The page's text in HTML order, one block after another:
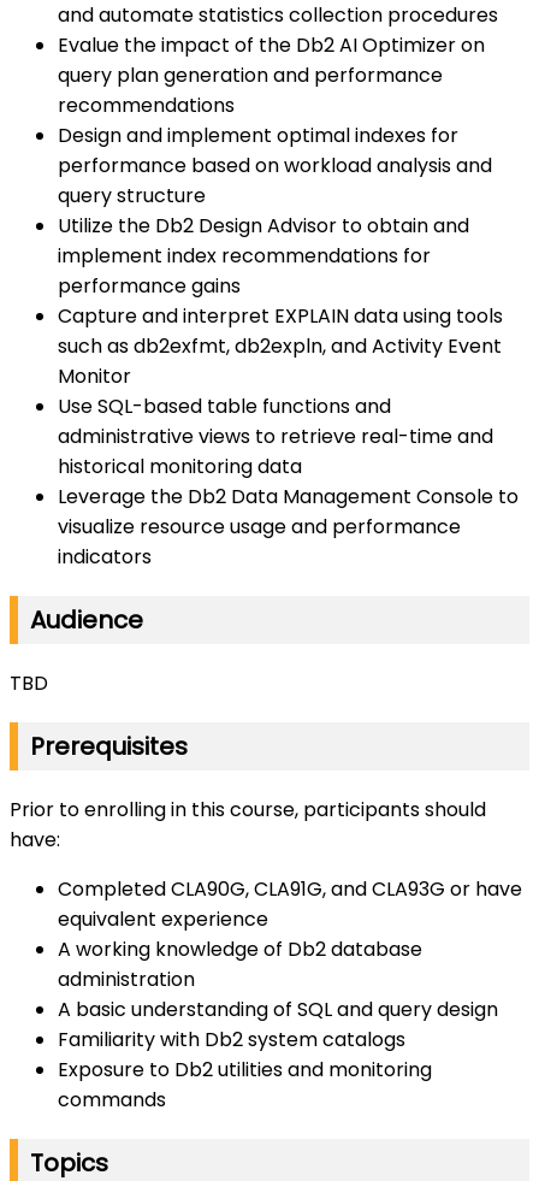
and automate statistics collection procedures
Evalue the impact of the Db2 AI Optimizer on
query plan generation and performance
recommendations
Design and implement optimal indexes for
performance based on workload analysis and
query structure
Utilize the Db2 Design Advisor to obtain and
implement index recommendations for
performance gains
Capture and interpret EXPLAIN data using tools
such as db2exfmt, db2expln, and Activity Event
Monitor
Use SQL-based table functions and
administrative views to retrieve real-time and
historical monitoring data
Leverage the Db2 Data Management Console to
visualize resource usage and performance
indicators
Audience
TBD
Prerequisites
Prior to enrolling in this course, participants should
have:
Completed CLA90G, CLA91G, and CLA93G or have
equivalent experience
A working knowledge of Db2 database
administration
A basic understanding of SQL and query design
Familiarity with Db2 system catalogs
Exposure to Db2 utilities and monitoring
commands
Topics